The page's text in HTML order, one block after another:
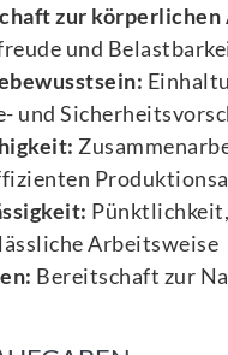
zur
und
und
Arbeitsweise
Bereitschaft zur